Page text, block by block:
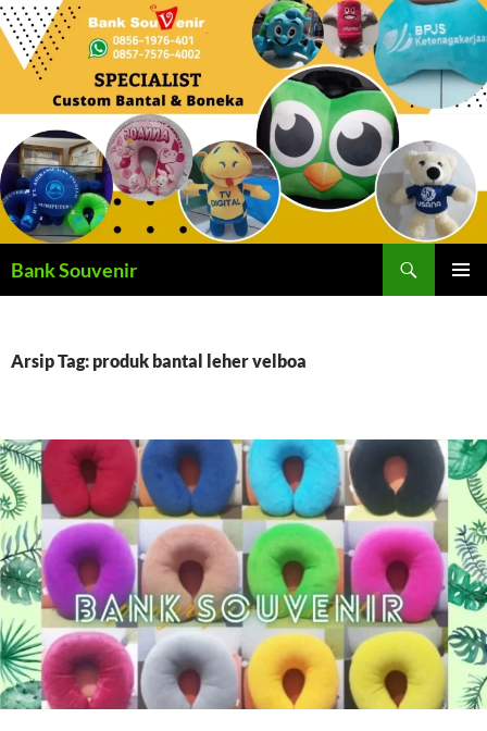
Langsung
ke
Bank Souvenir
Arsip Tag: produk bantal leher velboa